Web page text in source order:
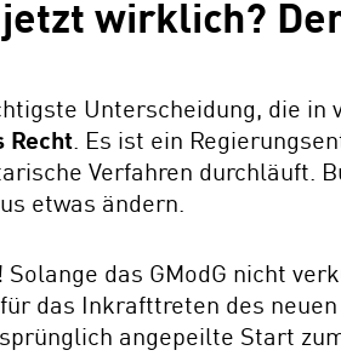
wirklich?
Unterscheidung, die
Recht. Es ist ein
Verfahren durchläuft.
etwas ändern.
Solange das GModG nicht
das Inkrafttreten des
angepeilte Start